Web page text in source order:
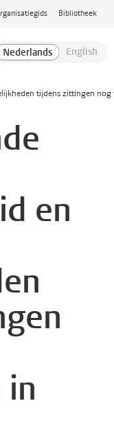
Bibliotheek
tijdens zittingen
en